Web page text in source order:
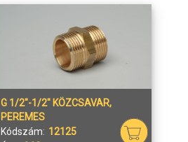
G 1/2"-1/2" KÖZCSAVAR,
PEREMES
Kódszám: 12125